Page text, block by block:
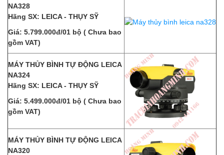
NA328
Hãng SX: LEICA - THỤY SỸ
Giá: 5.799.000đ/01 bộ ( Chưa bao
gồm VAT)
MÁY THỦY BÌNH TỰ ĐỘNG LEICA
NA324
Hãng SX: LEICA - THỤY SỸ
Giá: 5.499.000đ/01 bộ ( Chưa bao
gồm VAT)
MÁY THỦY BÌNH TỰ ĐỘNG LEICA
NA320